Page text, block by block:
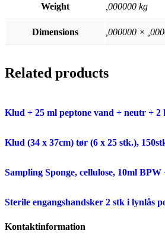
Weight ,000000 kg
Dimensions ,000000 ×
Related products
Klud + 25 ml peptone vand + neutr + 2
Klud (34 x 37cm) tør (6 x 25 stk.),
Sampling Sponge, cellulose, 10ml
Sterile engangshandsker 2 stk i lynlås
Kontaktinformation